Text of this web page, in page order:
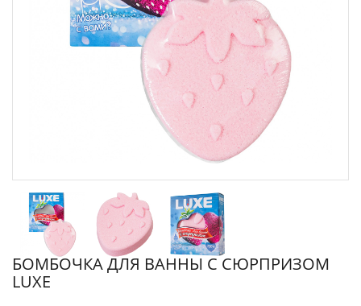
БОМБОЧКА ДЛЯ ВАННЫ С СЮРПРИЗОМ
LUXE